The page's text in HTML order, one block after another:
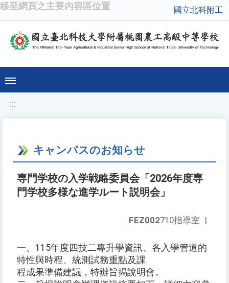
移至網頁之主要內容區位置 國立北科附工
:::
キャンパスのお知らせ
専門学校の入学戦略委員会「2026年度専
門学校多様な進学ルート説明会」
FEZ002710指導室 |
一、115年度四技二專升學資訊、各入學管道的
特性與時程、統測試務重點及課
程成果準備建議，特辦旨揭說明會。